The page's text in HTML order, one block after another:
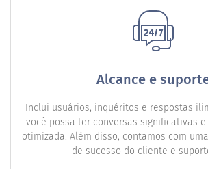
Alcance e
Inclui usuários, inquéritos e respostas
você possa ter conversas significativas
otimizada. Além disso, contamos com
de sucesso do cliente e